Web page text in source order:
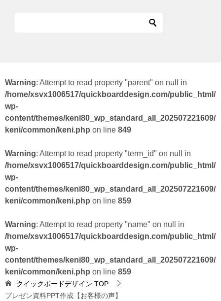
Warning: Attempt to read property "parent" on null in
/home/xsvx1006517/quickboarddesign.com/public_html/
wp-
content/themes/keni80_wp_standard_all_202507221609/
keni/common/keni.php on line 849
Warning: Attempt to read property "term_id" on null in
/home/xsvx1006517/quickboarddesign.com/public_html/
wp-
content/themes/keni80_wp_standard_all_202507221609/
keni/common/keni.php on line 859
Warning: Attempt to read property "name" on null in
/home/xsvx1006517/quickboarddesign.com/public_html/
wp-
content/themes/keni80_wp_standard_all_202507221609/
keni/common/keni.php on line 859
クイックボードデザイン TOP
プレゼン資料PPT作成【お客様の声】